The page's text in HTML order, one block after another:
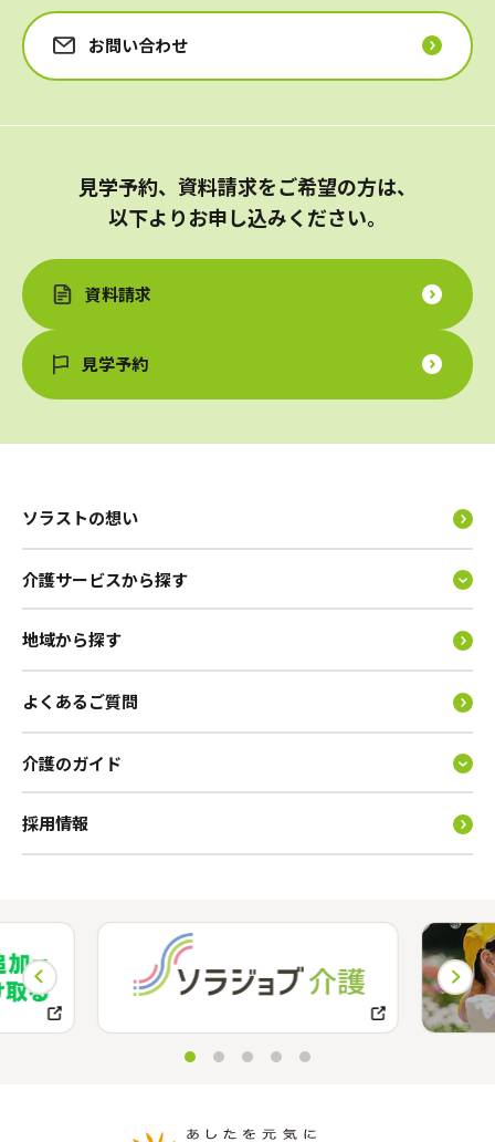
お問い合わせ
見学予約、資料請求をご希望の方は、
以下よりお申し込みください。
資料請求
見学予約
ソラストの想い
介護サービスから探す
地域から探す
よくあるご質問
介護のガイド
採用情報